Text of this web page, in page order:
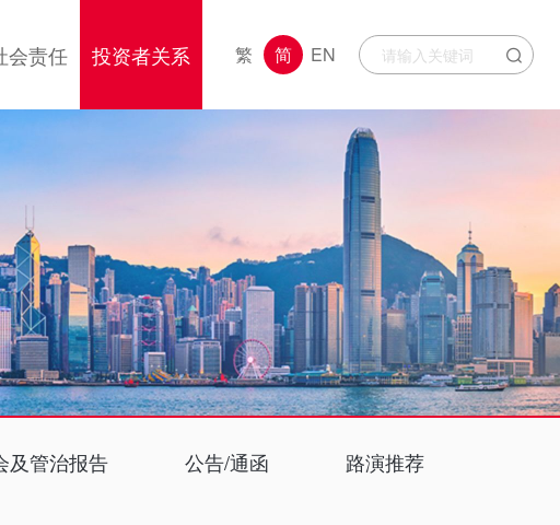
繁 简 EN
会责任 投资者关系
及管治报告 公告/通函 路演推荐